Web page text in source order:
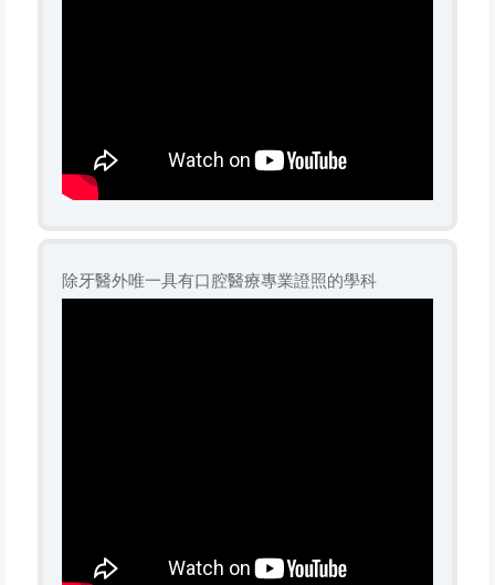
除牙醫外唯一具有口腔醫療專業證照的學科